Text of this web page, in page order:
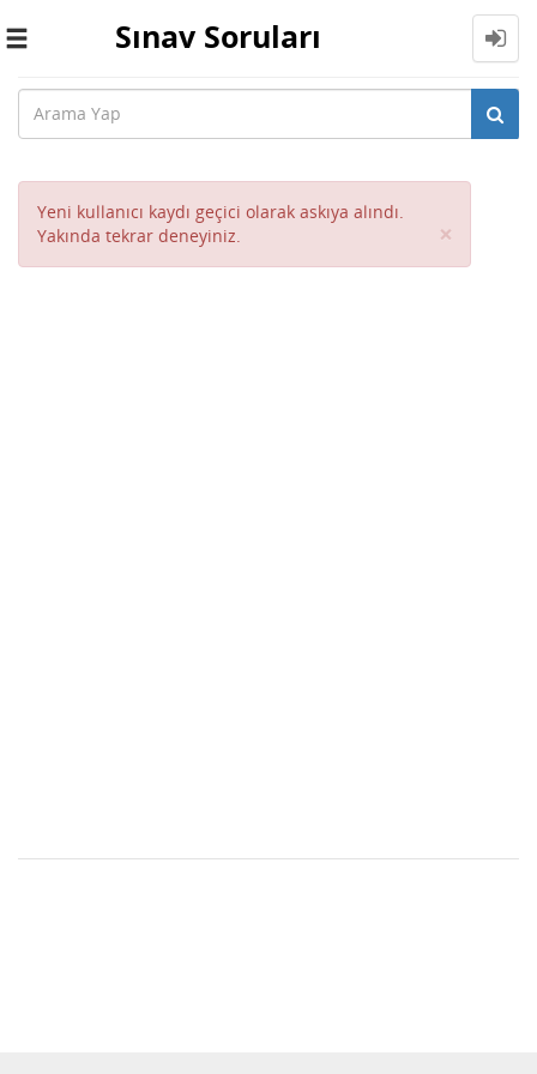
Toggle
Sınav Soruları
Yeni kullanıcı kaydı geçici olarak askıya alındı.
Yakında tekrar deneyiniz.
×